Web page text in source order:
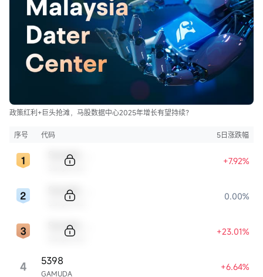
政策红利+巨头抢滩，马股数据中心2025年增长有望持续？
序号 代码 5日涨跌幅
+7.92%
0.00%
+23.01%
4 GAMUDA
5398 +6.64%